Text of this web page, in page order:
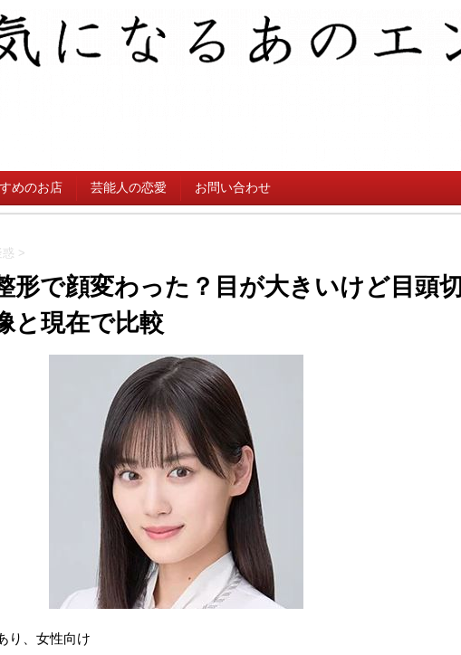
めのお店 芸能人の恋愛 お問い合わせ
惑 >
形で顔変わった？目が大きいけど目頭切
と現在で比較
り、女性向け